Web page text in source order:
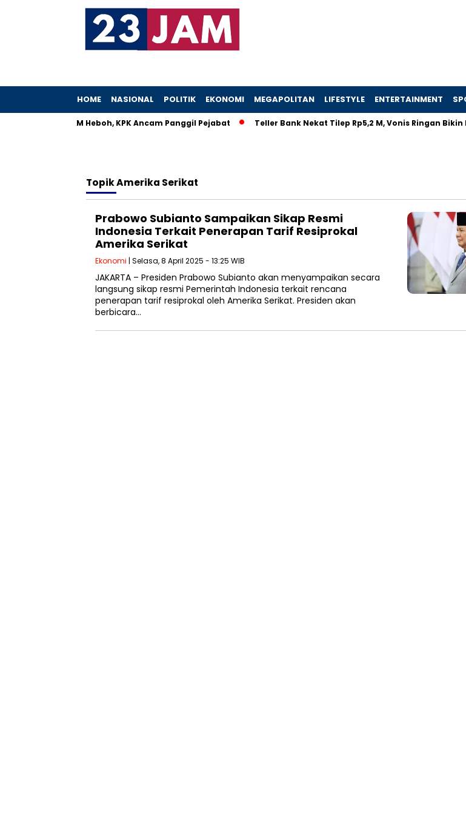
HOME NASIONAL POLITIK EKONOMI MEGAPOLITAN LIFESTYLE ENTERTAINMENT
Menteri UMKM Heboh, KPK Ancam Panggil Pejabat Teller Bank Nekat Tilep Rp5,2 M, Vonis Ringan Bikin
TopikAmerika Serikat
Prabowo Subianto Sampaikan Sikap Resmi
Indonesia Terkait Penerapan Tarif Resiprokal
Amerika Serikat
Ekonomi | Selasa, 8 April 2025 - 13:25 WIB
JAKARTA – Presiden Prabowo Subianto akan menyampaikan secara
langsung sikap resmi Pemerintah Indonesia terkait rencana
penerapan tarif resiprokal oleh Amerika Serikat. Presiden akan
berbicara…